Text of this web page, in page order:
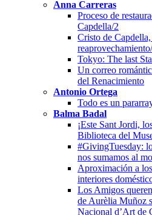
Anna Carreras
Proceso de
Capdella/2
Cristo de
Tokyo: The last
Un correo
del Renacimiento
Antonio Ortega
Todo es un
Balma Badal
¡Este Sant Jordi,
Biblioteca del
#GivingTuesday:
nos sumamos al
Aproximación a
interiores
Los Amigos
de Aurèlia Muñoz
Nacional d’Art de